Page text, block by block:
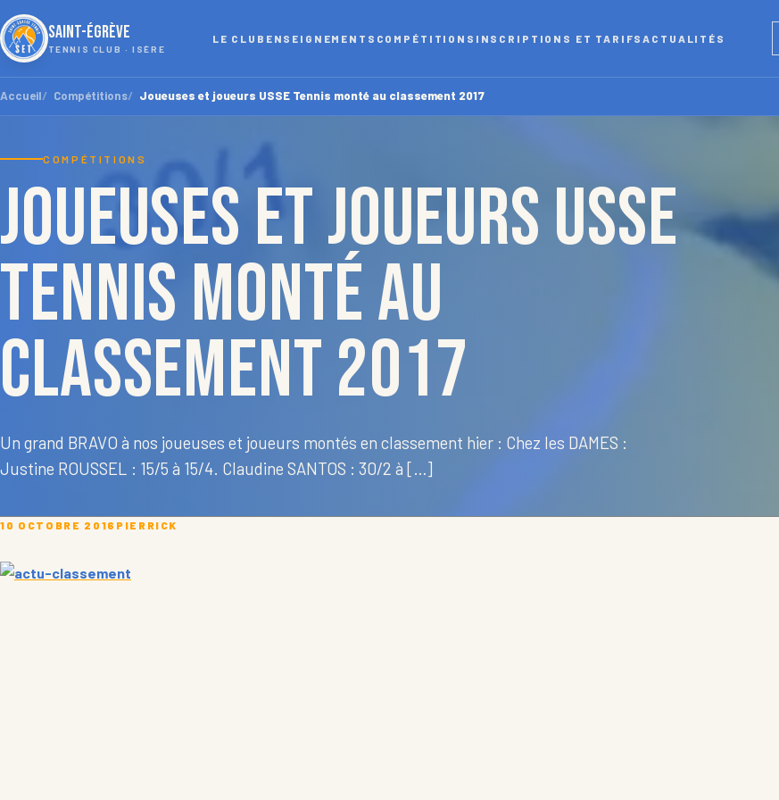
SAINT-ÉGRÈVE
TENNIS CLUB · ISÈRE
LE CLUB ENSEIGNEMENTS COMPÉTITIONS INSCRIPTIONS ET TARIFS ACTUALITÉS
Accueil Compétitions Joueuses et joueurs USSE Tennis monté au classement 2017
COMPÉTITIONS
Joueuses et joueurs USSE
Tennis monté au
classement 2017
Un grand BRAVO à nos joueuses et joueurs montés en classement hier : Chez les DAMES :
Justine ROUSSEL : 15/5 à 15/4. Claudine SANTOS : 30/2 à […]
10 OCTOBRE 2016 PIERRICK